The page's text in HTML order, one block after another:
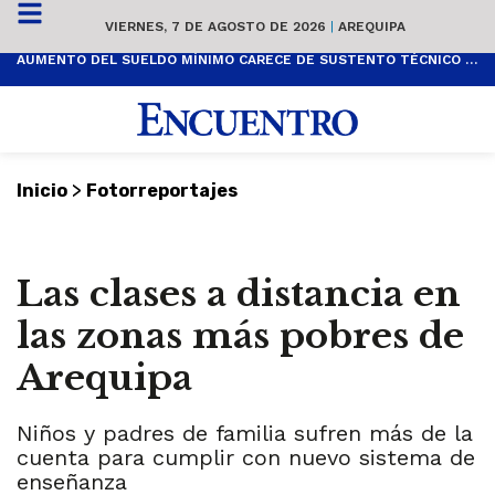
VIERNES, 7 DE AGOSTO DE 2026 | AREQUIPA
AUMENTO DEL SUELDO MÍNIMO CARECE DE SUSTENTO TÉCNICO Y ES POPULISTA
Inicio > Fotorreportajes
Las clases a distancia en
las zonas más pobres de
Arequipa
Niños y padres de familia sufren más de la
cuenta para cumplir con nuevo sistema de
enseñanza